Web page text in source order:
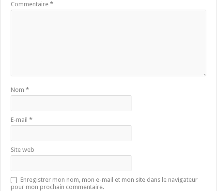
Commentaire*
Nom*
E-mail*
Site web
Enregistrer mon nom, mon e-mail et mon site dans le navigateur
pour mon prochain commentaire.